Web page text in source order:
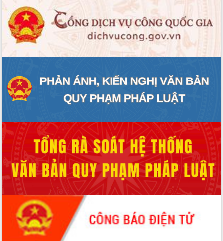
VĂN BẢN HĐND TỈNH
ĐIỂM TIN VĂN BẢN
QUY HOẠCH - KẾ HOẠCH